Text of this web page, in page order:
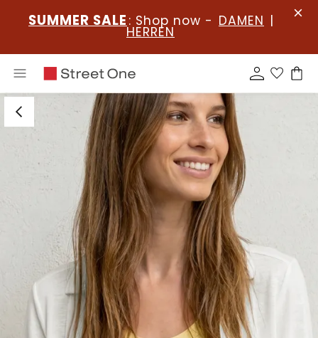
SUMMER SALE : Shop now - DAMEN |
HERREN